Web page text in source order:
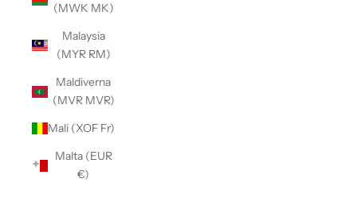
(MWK MK)
Malaysia
(MYR RM)
Maldiverna
(MVR MVR)
Mali (XOF Fr)
Malta (EUR
€)